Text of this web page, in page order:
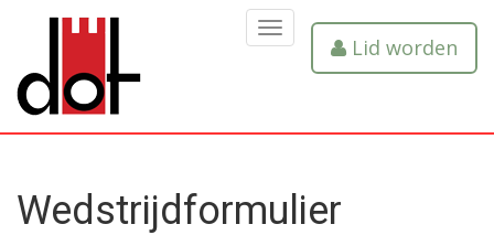
Lid worden
MENU
Wedstrijdformulier